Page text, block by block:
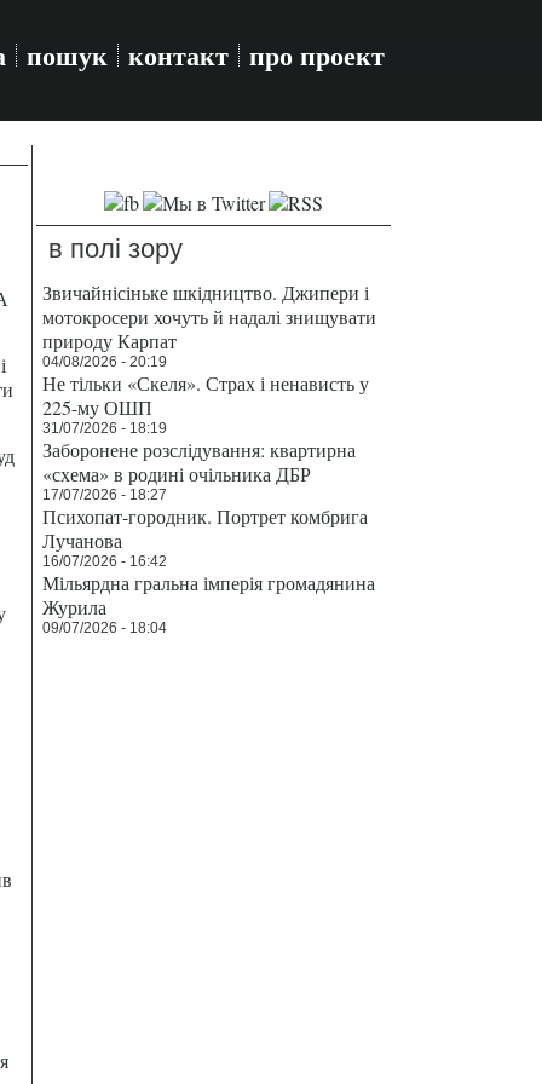
пошук контакт про проект
в полі зору
Звичайнісіньке шкідництво. Джипери і
мотокросери хочуть й надалі знищувати
природу Карпат
04/08/2026 - 20:19
Не тільки «Скеля». Страх і ненависть у
225-му ОШП
31/07/2026 - 18:19
Заборонене розслідування: квартирна
«схема» в родині очільника ДБР
17/07/2026 - 18:27
Психопат-городник. Портрет комбрига
Лучанова
16/07/2026 - 16:42
Мільярдна гральна імперія громадянина
Журила
09/07/2026 - 18:04